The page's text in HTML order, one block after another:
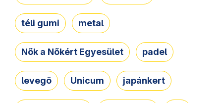
téli gumi metal
Nők a Nőkért Egyesület padel
levegő Unicum japánkert